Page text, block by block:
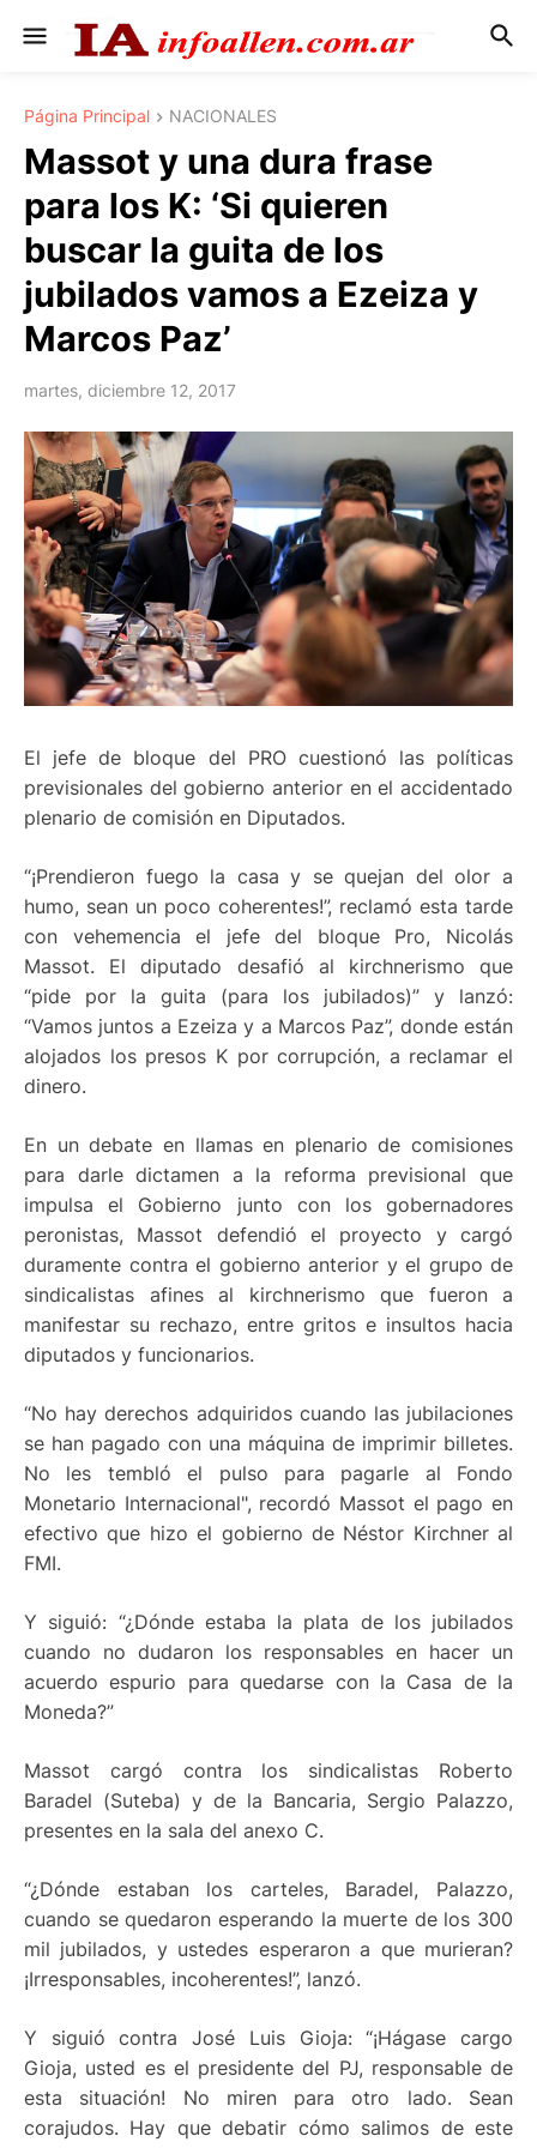
Página Principal NACIONALES
Massot y una dura frase
para los K: ‘Si quieren
buscar la guita de los
jubilados vamos a Ezeiza y
Marcos Paz’
martes, diciembre 12, 2017
El jefe de bloque del PRO cuestionó las políticas
previsionales del gobierno anterior en el accidentado
plenario de comisión en Diputados.
“¡Prendieron fuego la casa y se quejan del olor a
humo, sean un poco coherentes!”, reclamó esta tarde
con vehemencia el jefe del bloque Pro, Nicolás
Massot. El diputado desafió al kirchnerismo que
“pide por la guita (para los jubilados)” y lanzó:
“Vamos juntos a Ezeiza y a Marcos Paz”, donde están
alojados los presos K por corrupción, a reclamar el
dinero.
En un debate en llamas en plenario de comisiones
para darle dictamen a la reforma previsional que
impulsa el Gobierno junto con los gobernadores
peronistas, Massot defendió el proyecto y cargó
duramente contra el gobierno anterior y el grupo de
sindicalistas afines al kirchnerismo que fueron a
manifestar su rechazo, entre gritos e insultos hacia
diputados y funcionarios.
“No hay derechos adquiridos cuando las jubilaciones
se han pagado con una máquina de imprimir billetes.
No les tembló el pulso para pagarle al Fondo
Monetario Internacional", recordó Massot el pago en
efectivo que hizo el gobierno de Néstor Kirchner al
FMI.
Y siguió: “¿Dónde estaba la plata de los jubilados
cuando no dudaron los responsables en hacer un
acuerdo espurio para quedarse con la Casa de la
Moneda?”
Massot cargó contra los sindicalistas Roberto
Baradel (Suteba) y de la Bancaria, Sergio Palazzo,
presentes en la sala del anexo C.
“¿Dónde estaban los carteles, Baradel, Palazzo,
cuando se quedaron esperando la muerte de los 300
mil jubilados, y ustedes esperaron a que murieran?
¡Irresponsables, incoherentes!”, lanzó.
Y siguió contra José Luis Gioja: “¡Hágase cargo
Gioja, usted es el presidente del PJ, responsable de
esta situación! No miren para otro lado. Sean
corajudos. Hay que debatir cómo salimos de este